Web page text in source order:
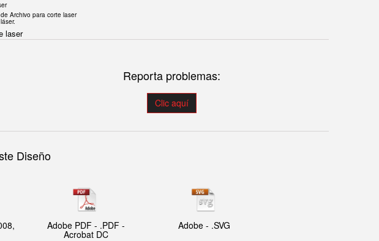
Archivo para corte laser
laser
Reporta problemas:
Clic aquí
Diseño
Adobe PDF - .PDF -
Acrobat DC
Adobe - .SVG